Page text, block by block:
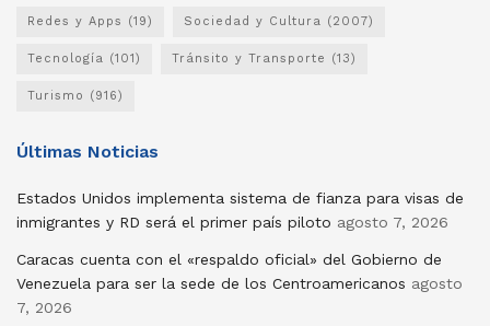
Redes y Apps (19) Sociedad y Cultura (2007)
Tecnología (101) Tránsito y Transporte (13)
Turismo (916)
Últimas Noticias
Estados Unidos implementa sistema de fianza para visas de
inmigrantes y RD será el primer país piloto agosto 7, 2026
Caracas cuenta con el «respaldo oficial» del Gobierno de
Venezuela para ser la sede de los Centroamericanos agosto
7, 2026